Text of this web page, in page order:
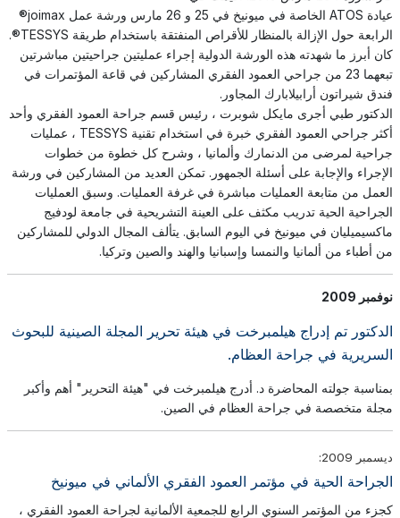
عيادة ATOS الخاصة في ميونيخ في 25 و 26 مارس ورشة عمل joimax®
الرابعة حول الإزالة بالمنظار للأقراص المنفتقة باستخدام طريقة TESSYS®.
كان أبرز ما شهدته هذه الورشة الدولية إجراء عمليتين جراحيتين مباشرتين
تبعهما 23 من جراحي العمود الفقري المشاركين في قاعة المؤتمرات في
فندق شيراتون أرابيلابارك المجاور.
الدكتور طبي أجرى مايكل شوبرت ، رئيس قسم جراحة العمود الفقري وأحد
أكثر جراحي العمود الفقري خبرة في استخدام تقنية TESSYS ، عمليات
جراحية لمرضى من الدنمارك وألمانيا ، وشرح كل خطوة من خطوات
الإجراء والإجابة على أسئلة الجمهور. تمكن العديد من المشاركين في ورشة
العمل من متابعة العمليات مباشرة في غرفة العمليات. وسبق العمليات
الجراحية الحية تدريب مكثف على العينة التشريحية في جامعة لودفيج
ماكسيميليان في ميونيخ في اليوم السابق. يتألف المجال الدولي للمشاركين
من أطباء من ألمانيا والنمسا وإسبانيا والهند والصين وتركيا.
نوفمبر 2009
الدكتور تم إدراج هيلمبرخت في هيئة تحرير المجلة الصينية للبحوث
السريرية في جراحة العظام.
بمناسبة جولته المحاضرة د. أدرج هيلمبرخت في "هيئة التحرير" أهم وأكبر
مجلة متخصصة في جراحة العظام في الصين.
ديسمبر 2009:
الجراحة الحية في مؤتمر العمود الفقري الألماني في ميونيخ
كجزء من المؤتمر السنوي الرابع للجمعية الألمانية لجراحة العمود الفقري ،